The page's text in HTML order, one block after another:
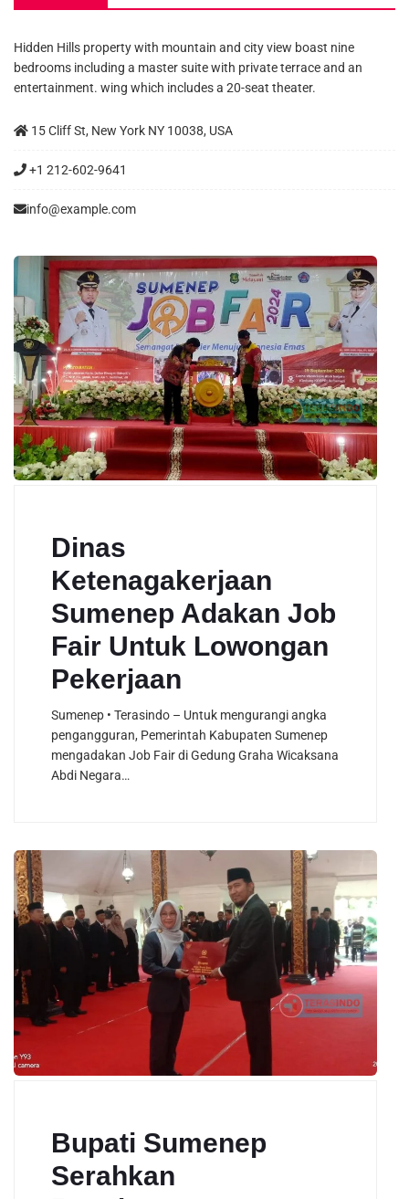
Hidden Hills property with mountain and city view boast nine
bedrooms including a master suite with private terrace and an
entertainment. wing which includes a 20-seat theater.
15 Cliff St, New York NY 10038, USA
+1 212-602-9641
info@example.com
Dinas
Ketenagakerjaan
Sumenep Adakan Job
Fair Untuk Lowongan
Pekerjaan
Sumenep • Terasindo – Untuk mengurangi angka
pengangguran, Pemerintah Kabupaten Sumenep
mengadakan Job Fair di Gedung Graha Wicaksana
Abdi Negara…
Bupati Sumenep
Serahkan